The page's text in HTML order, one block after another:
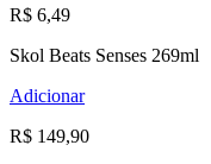
R$ 6,49
Skol Beats Senses 269ml
Adicionar
R$ 149,90